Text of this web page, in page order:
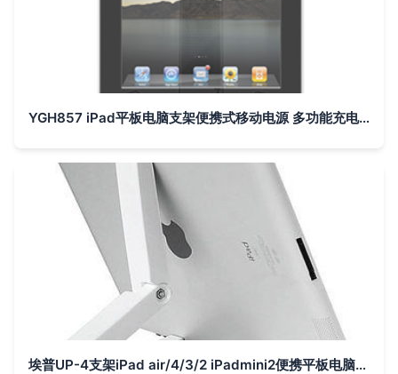
YGH857 iPad平板电脑支架便携式移动电源 多功能充电与支撑的完美融合
埃普UP-4支架iPad air/4/3/2 iPadmini2便携平板电脑懒人支架底座-tmall.com天猫